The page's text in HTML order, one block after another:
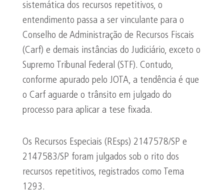
sistemática dos recursos repetitivos, o
entendimento passa a ser vinculante para o
Conselho de Administração de Recursos Fiscais
(Carf) e demais instâncias do Judiciário, exceto o
Supremo Tribunal Federal (STF). Contudo,
conforme apurado pelo JOTA, a tendência é que
o Carf aguarde o trânsito em julgado do
processo para aplicar a tese fixada.
Os Recursos Especiais (REsps) 2147578/SP e
2147583/SP foram julgados sob o rito dos
recursos repetitivos, registrados como Tema
1293.